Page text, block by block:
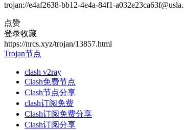
trojan://e4af2638-bb12-4e4a-84f1-
点赞
登录收藏
https://nrcs.xyz/trojan/13857.html
Trojan节点
clash v2ray
Clash免费节点
Clash节点分享
clash订阅免费
Clash订阅免费分享
Clash订阅分享